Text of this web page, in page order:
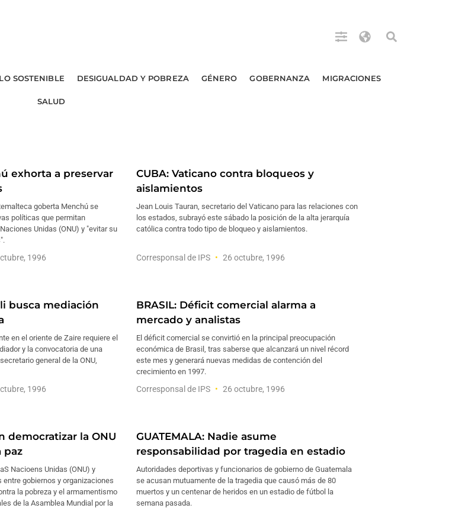
SOSTENIBLE DESIGUALDAD Y POBREZA GÉNERO GOBERNANZA MIGRACIONES
SALUD
exhorta a preservar
goberta Menchú se
políticas que permitan
Unidas (ONU) y "evitar su
1996
CUBA: Vaticano contra bloqueos y
aislamientos
Jean Louis Tauran, secretario del Vaticano para las relaciones con
los estados, subrayó este sábado la posición de la alta jerarquía
católica contra todo tipo de bloqueo y aislamientos.
Corresponsal de IPS 26 octubre, 1996
busca mediación
en el oriente de Zaire requiere el
y la convocatoria de una
general de la ONU,
1996
BRASIL: Déficit comercial alarma a
mercado y analistas
El déficit comercial se convirtió en la principal preocupación
económica de Brasil, tras saberse que alcanzará un nivel récord
este mes y generará nuevas medidas de contención del
crecimiento en 1997.
Corresponsal de IPS 26 octubre, 1996
democratizar la ONU
paz
Nacioens Unidas (ONU) y
gobiernos y organizaciones
la pobreza y el armamentismo
de la Asamblea Mundial por la
GUATEMALA: Nadie asume
responsabilidad por tragedia en estadio
Autoridades deportivas y funcionarios de gobierno de Guatemala
se acusan mutuamente de la tragedia que causó más de 80
muertos y un centenar de heridos en un estadio de fútbol la
semana pasada.